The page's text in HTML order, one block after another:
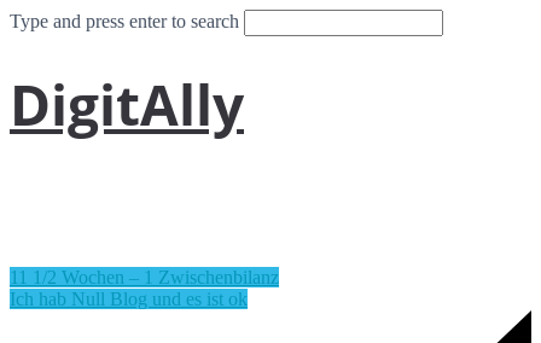
Type and press enter to search
DigitAlly
11 1/2 Wochen – 1 Zwischenbilanz
Ich hab Null Blog und es ist ok